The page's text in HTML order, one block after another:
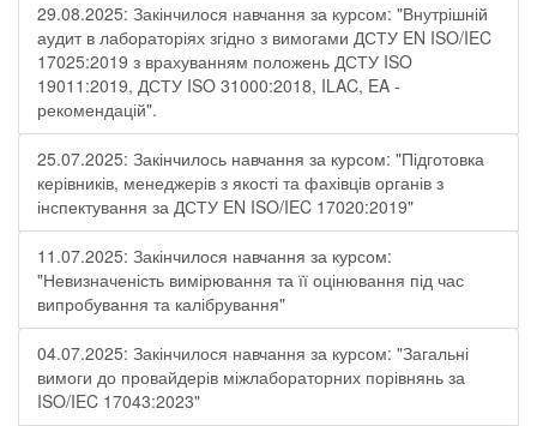
29.08.2025: Закінчилося навчання за курсом: "Внутрішній
аудит в лабораторіях згідно з вимогами ДСТУ EN ISO/IEC
17025:2019 з врахуванням положень ДСТУ ISO
19011:2019, ДСТУ ISO 31000:2018, ILAC, EA -
рекомендацій".
25.07.2025: Закінчилось навчання за курсом: "Підготовка
керівників, менеджерів з якості та фахівців органів з
інспектування за ДСТУ EN ISO/IEC 17020:2019"
11.07.2025: Закінчилося навчання за курсом:
"Невизначеність вимірювання та її оцінювання під час
випробування та калібрування"
04.07.2025: Закінчилося навчання за курсом: "Загальні
вимоги до провайдерів міжлабораторних порівнянь за
ISO/IEC 17043:2023"